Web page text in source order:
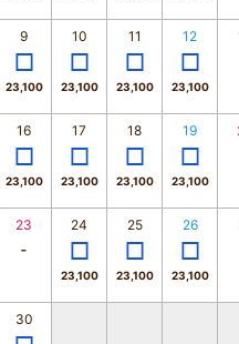
9
23,100
10
23,100
11
23,100
12
23,100
16
23,100
17
23,100
18
23,100
19
23,100
23 24
23,100
25
23,100
26
23,100
30